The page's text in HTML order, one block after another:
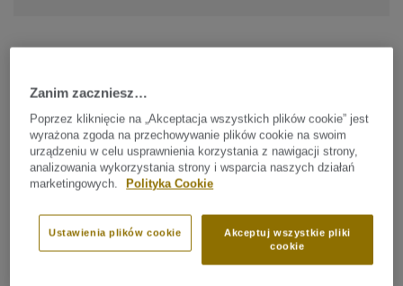
Znajdź sprzedawcę
Wybierz wzór SHADE, który
odpowiada Twoim potrzebom
Zanim zaczniesz…
Poprzez kliknięcie na „Akceptacja wszystkich plików cookie” jest
wyrażona zgoda na przechowywanie plików cookie na swoim
urządzeniu w celu usprawnienia korzystania z nawigacji strony,
analizowania wykorzystania strony i wsparcia naszych działań
marketingowych.
Polityka Cookie
Akceptuj wszystkie pliki
cookie
Ustawienia plików cookie